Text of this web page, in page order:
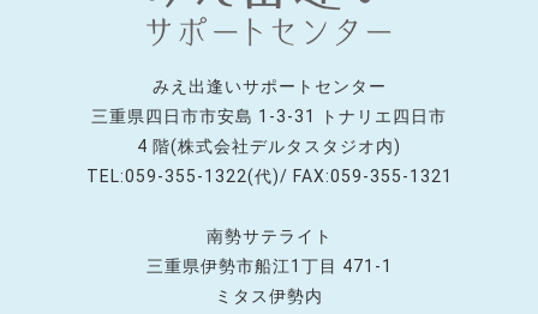
みえ出逢いサポートセンター
三重県四日市市安島 1-3-31 トナリエ四日市
4 階(株式会社デルタスタジオ内)
TEL:059-355-1322(代)/ FAX:059-355-1321
南勢サテライト
三重県伊勢市船江1丁目 471-1
ミタス伊勢内